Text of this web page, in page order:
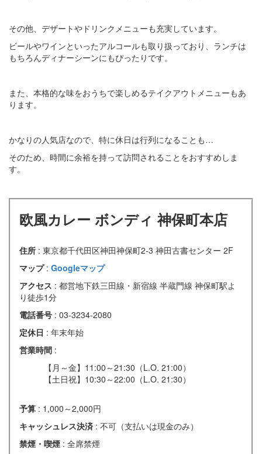
その他、デザートやドリンクメニューも充実しています。
ビールやワインといったアルコールも取り扱っており、ランチは
もちろんディナーシーンにもぴったりです。
また、本格的な味をおうちで楽しめるテイクアウトメニューもあ
ります。
かなりの人気店なので、特に休日は行列になることも…
そのため、時間に余裕を持って訪問されることをおすすめしま
す。
欧風カレー ボンディ 神保町本店
住所 : 東京都千代田区神田神保町2-3 神田古書センター 2F
マップ : Googleマップ
アクセス : 都営地下鉄三田線・新宿線 半蔵門線 神保町駅よ
り徒歩1分
電話番号 : 03-3234-2080
定休日 : 年末年始
営業時間 :
【月～金】11:00～21:30（L.O. 21:00）
【土日祝】10:30～22:00（L.O. 21:30）
予算 : 1,000～2,000円
キャッシュレス決済 : 不可（支払いは現金のみ）
禁煙・喫煙 : 全席禁煙